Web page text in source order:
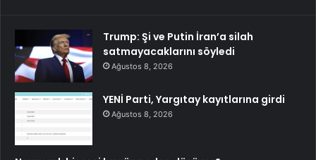
Trump: Şi ve Putin İran’a silah
satmayacaklarını söyledi
Ağustos 8, 2026
YENİ Parti, Yargıtay kayıtlarına girdi
Ağustos 8, 2026